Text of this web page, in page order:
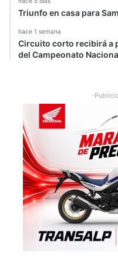
Triunfo en casa para
hace 1 semana
Circuito corto recibirá a
del Campeonato
-